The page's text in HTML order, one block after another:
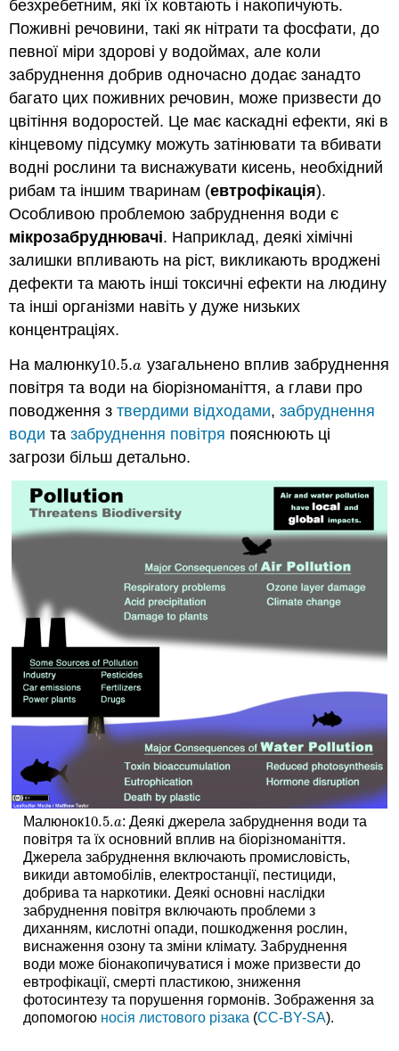
безхребетним, які їх ковтають і накопичують.
Поживні речовини, такі як нітрати та фосфати, до
певної міри здорові у водоймах, але коли
забруднення добрив одночасно додає занадто
багато цих поживних речовин, може призвести до
цвітіння водоростей. Це має каскадні ефекти, які в
кінцевому підсумку можуть затінювати та вбивати
водні рослини та виснажувати кисень, необхідний
рибам та іншим тваринам (евтрофікація).
Особливою проблемою забруднення води є
мікрозабруднювачі. Наприклад, деякі хімічні
залишки впливають на ріст, викликають вроджені
дефекти та мають інші токсичні ефекти на людину
та інші організми навіть у дуже низьких
концентраціях.
На малюнку10.5.a
10.5.a узагальнено вплив забруднення
повітря та води на біорізноманіття, а глави про
поводження зтвердими відходами,забруднення
води тазабруднення повітря пояснюють ці
загрози більш детально.
Малюнок10.5.a
10.5.a: Деякі джерела забруднення води та
повітря та їх основний вплив на біорізноманіття.
Джерела забруднення включають промисловість,
викиди автомобілів, електростанції, пестициди,
добрива та наркотики. Деякі основні наслідки
забруднення повітря включають проблеми з
диханням, кислотні опади, пошкодження рослин,
виснаження озону та зміни клімату. Забруднення
води може біонакопичуватися і може призвести до
евтрофікації, смерті пластикою, зниження
фотосинтезу та порушення гормонів. Зображення за
допомогою носія листового різака (CC-BY-SA).